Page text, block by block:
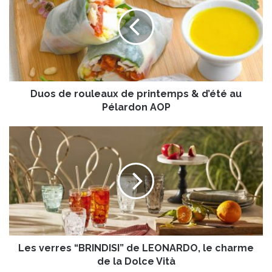
o
u
x
d
e
p
i
n
t
Duos de rouleaux de printemps & d’été au
Pélardon AOP
e
s
v
e
r
e
s
Les verres “BRINDISI” de LEONARDO, le charme
de la Dolce Vità